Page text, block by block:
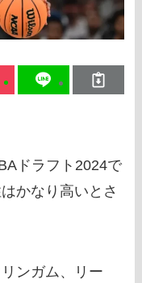
ドラフト2024で
かなり高いとさ
ンガム、リー